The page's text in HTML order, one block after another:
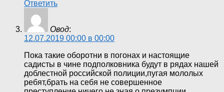
Ответить
Овод:
12.07.2019 00:00 в 00:00
Пока такие оборотни в погонах и настоящие
садисты в чине подполковника будут в рядах нашей
доблестной российской полиции,пугая мололых
ребят,брать на себя не совершенное